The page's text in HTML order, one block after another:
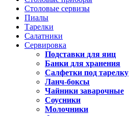
Столовые сервизы
Пиалы
Тарелки
Салатники
Сервировка
Подставки для яиц
Банки для хранения
Салфетки под тарелку
Ланч-боксы
Чайники заварочные
Соусники
Молочники